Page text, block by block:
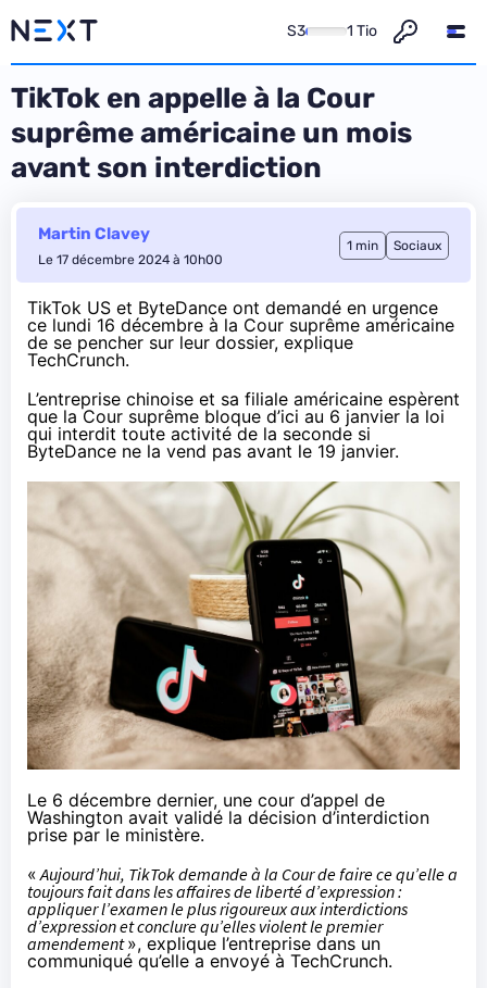
S3 1 Tio
TikTok en appelle à la Cour
suprême américaine un mois
avant son interdiction
Martin Clavey
Le 17 décembre 2024 à 10h00
1 min Sociaux
TikTok US et ByteDance ont demandé en urgence
ce lundi 16 décembre à la Cour suprême américaine
de se pencher sur leur dossier, explique
TechCrunch.
L’entreprise chinoise et sa filiale américaine espèrent
que la Cour suprême bloque d’ici au 6 janvier la loi
qui interdit toute activité de la seconde si
ByteDance ne la vend pas avant le 19 janvier.
Le 6 décembre dernier, une cour d’appel de
Washington avait validé la décision d’interdiction
prise par le ministère.
«Aujourd’hui, TikTok demande à la Cour de faire ce qu’elle a
toujours fait dans les affaires de liberté d’expression :
appliquer l’examen le plus rigoureux aux interdictions
d’expression et conclure qu’elles violent le premier
amendement», explique l’entreprise dans un
communiqué qu’elle a envoyé à TechCrunch.